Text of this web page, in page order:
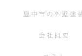
豊中市の外壁塗
会社概要